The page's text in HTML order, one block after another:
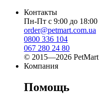
Контакты
Пн-Пт с 9:00 до 18:00
order@petmart.com.ua
0800 336 104
067 280 24 80
© 2015—2026 PetMart
Компания
Помощь